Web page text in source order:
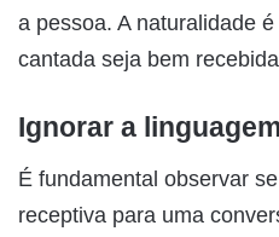
a pessoa. A naturalidade
cantada seja bem
Ignorar a
É fundamental observar
receptiva para uma